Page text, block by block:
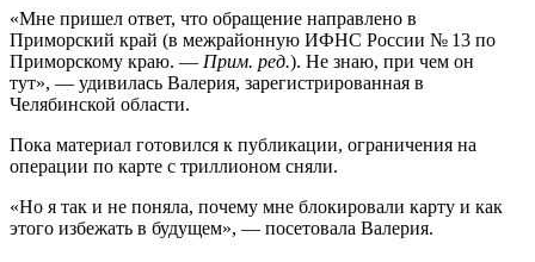
«Мне пришел ответ, что обращение направлено в
Приморский край (в межрайонную ИФНС России № 13 по
Приморскому краю. — Прим. ред.). Не знаю, при чем он
тут», — удивилась Валерия, зарегистрированная в
Челябинской области.
Пока материал готовился к публикации, ограничения на
операции по карте с триллионом сняли.
«Но я так и не поняла, почему мне блокировали карту и как
этого избежать в будущем», — посетовала Валерия.